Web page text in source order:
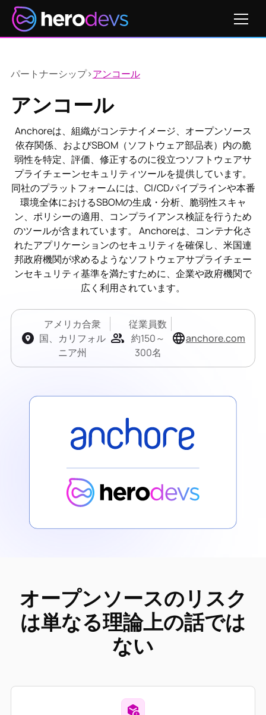
パートナーシップ>アンコール
アンコール
Anchoreは、組織がコンテナイメージ、オープンソース
依存関係、およびSBOM（ソフトウェア部品表）内の脆
弱性を特定、評価、修正するのに役立つソフトウェアサ
プライチェーンセキュリティツールを提供しています。
同社のプラットフォームには、CI/CDパイプラインや本番
環境全体におけるSBOMの生成・分析、脆弱性スキャ
ン、ポリシーの適用、コンプライアンス検証を行うため
のツールが含まれています。 Anchoreは、コンテナ化さ
れたアプリケーションのセキュリティを確保し、米国連
邦政府機関が求めるようなソフトウェアサプライチェー
ンセキュリティ基準を満たすために、企業や政府機関で
広く利用されています。
アメリカ合衆
国、カリフォル
ニア州
従業員数
約150～
300名
anchore.com
オープンソースのリスク
は単なる理論上の話では
ない